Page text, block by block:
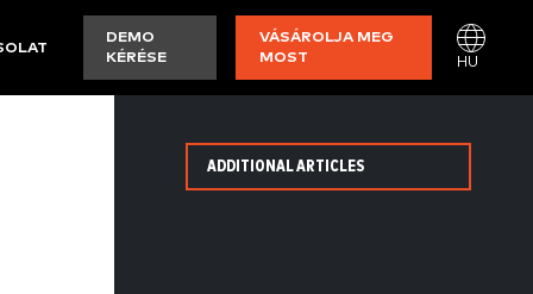
DEMO
KÉRÉSE
VÁSÁROLJA MEG
MOST
HU
ADDITIONAL ARTICLES